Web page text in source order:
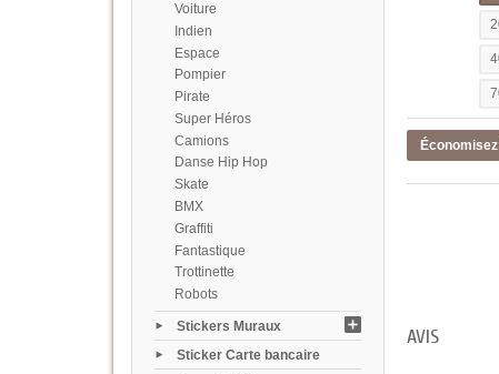
Voiture
Indien
Espace
Pompier
Pirate
Super Héros
Camions
Danse Hip Hop
Skate
BMX
Graffiti
Fantastique
Trottinette
Robots
Stickers Muraux
Sticker Carte bancaire
AVIS